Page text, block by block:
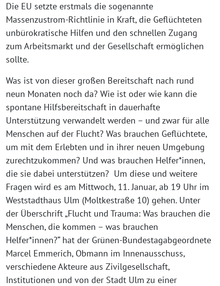
Die EU setzte erstmals die sogenannte
Massenzustrom-Richtlinie in Kraft, die Geflüchteten
unbürokratische Hilfen und den schnellen Zugang
zum Arbeitsmarkt und der Gesellschaft ermöglichen
sollte.
Was ist von dieser großen Bereitschaft nach rund
neun Monaten noch da? Wie ist oder wie kann die
spontane Hilfsbereitschaft in dauerhafte
Unterstützung verwandelt werden – und zwar für alle
Menschen auf der Flucht? Was brauchen Geflüchtete,
um mit dem Erlebten und in ihrer neuen Umgebung
zurechtzukommen? Und was brauchen Helfer*innen,
die sie dabei unterstützen? Um diese und weitere
Fragen wird es am Mittwoch, 11. Januar, ab 19 Uhr im
Weststadthaus Ulm (Moltkestraße 10) gehen. Unter
der Überschrift „Flucht und Trauma: Was brauchen die
Menschen, die kommen – was brauchen
Helfer*innen?“ hat der Grünen-Bundestagabgeordnete
Marcel Emmerich, Obmann im Innenausschuss,
verschiedene Akteure aus Zivilgesellschaft,
Institutionen und von der Stadt Ulm zu einer